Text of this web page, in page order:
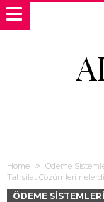
Home Ödeme
Tahsilat Çözümleri
ÖDEME